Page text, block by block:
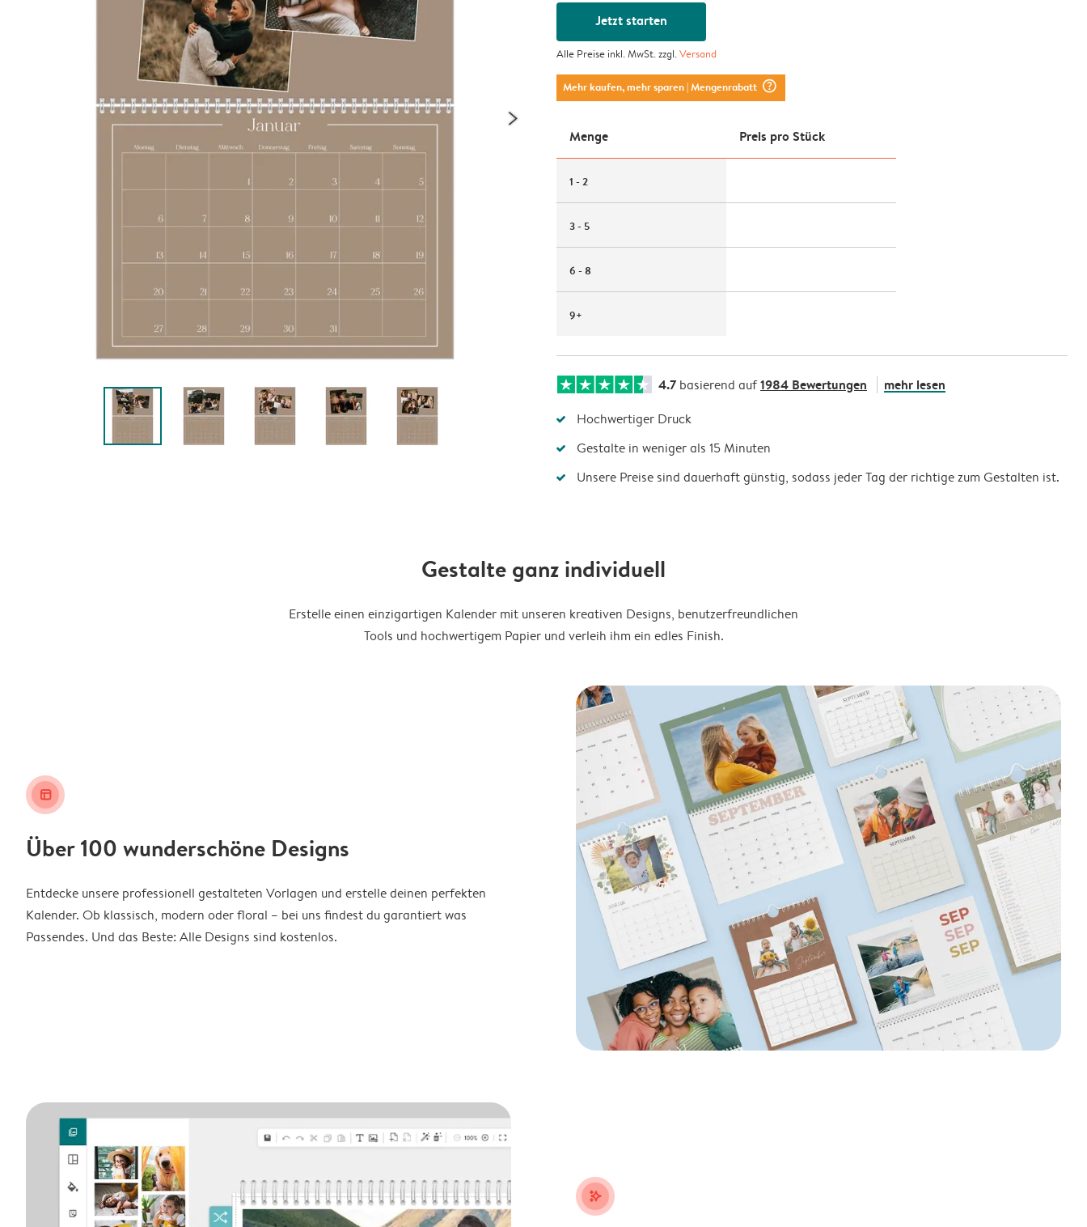
Jetzt starten
Alle Preise inkl. MwSt. zzgl.Versand
Mehr kaufen, mehr sparen| Mengenrabatt question_mark_circle
Menge Preis pro Stück
1 - 2
3 - 5
6 - 8
9+
4.7 basierend auf1984 Bewertungen mehr lesen
Hochwertiger Druck
Gestalte in weniger als 15 Minuten
Unsere Preise sind dauerhaft günstig, sodass jeder Tag der richtige zum Gestalten ist.
Gestalte ganz individuell
Erstelle einen einzigartigen Kalender mit unseren kreativen Designs, benutzerfreundlichen
Tools und hochwertigem Papier und verleih ihm ein edles Finish.
layout_alt
Über 100 wunderschöne Designs
Entdecke unsere professionell gestalteten Vorlagen und erstelle deinen perfekten
Kalender. Ob klassisch, modern oder floral – bei uns findest du garantiert was
Passendes. Und das Beste: Alle Designs sind kostenlos.
stars_plus